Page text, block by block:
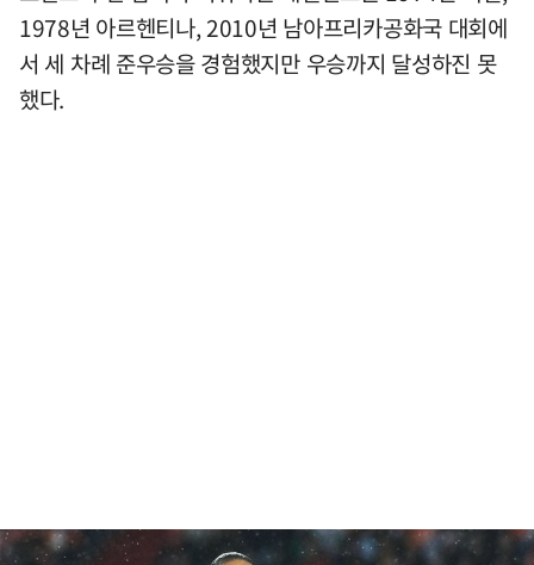
1978년 아르헨티나, 2010년 남아프리카공화국 대회에
서 세 차례 준우승을 경험했지만 우승까지 달성하진 못
했다.